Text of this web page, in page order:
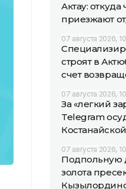
Актау:
приезжают
07 августа 2026,
строят в
счет
07 августа 2026,
За «легкий
Telegram
07 августа 2026,
Подпольную
золота